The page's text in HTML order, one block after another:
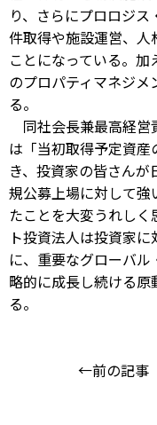
り、さらにプロロジ
件取得や施設運営、
ことになっている。
のプロパティマネジ
る。
同社会長兼最高経営
は「当初取得予定資
き、投資家の皆さん
規公募上場に対して
たことを大変うれし
ト投資法人は投資家
に、重要なグローバ
略的に成長し続ける
る。
←前の記事